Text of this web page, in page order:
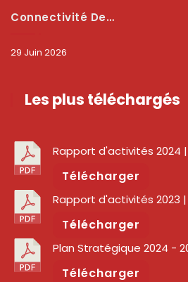
Connectivité Des Territoires : L’ARCEP Et Les Collectivités Territoriales Scellent Un Pacte Stratégique À Bobo-Dioulasso Pour Booster La Qualité Des Réseaux
29 Juin 2026
Les plus téléchargés
Rapport d'activités 2024
Télécharger
Rapport d'activités 2023
Télécharger
Plan Stratégique 2024 -
Télécharger